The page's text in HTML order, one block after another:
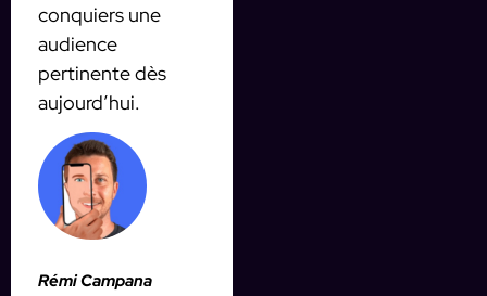
conquiers une
audience
pertinente dès
aujourd’hui.
Rémi Campana